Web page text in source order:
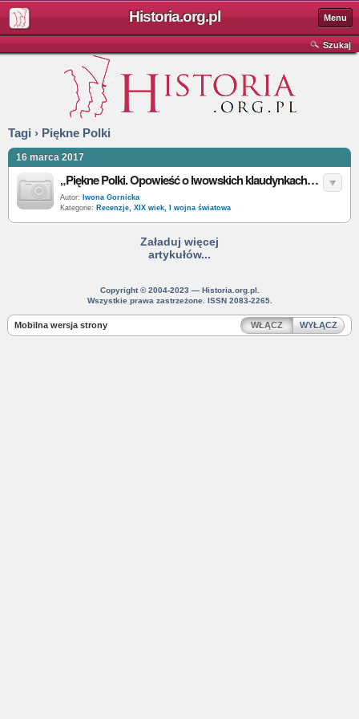
Historia.org.pl Menu
Szukaj
Tagi › Piękne Polki
16 marca 2017
„Piękne Polki. Opowieść o lwowskich klaudynkach” ‒ E. i B. Liszewscy ‒ recenzja
Autor:
Iwona Gornicka
Kategorie: Recenzje, XIX wiek, I wojna światowa
Załaduj więcej
artykułów...
Copyright © 2004-2023 — Historia.org.pl.
Wszystkie prawa zastrzeżone. ISSN 2083-2265.
Mobilna wersja strony WŁĄCZ WYŁĄCZ